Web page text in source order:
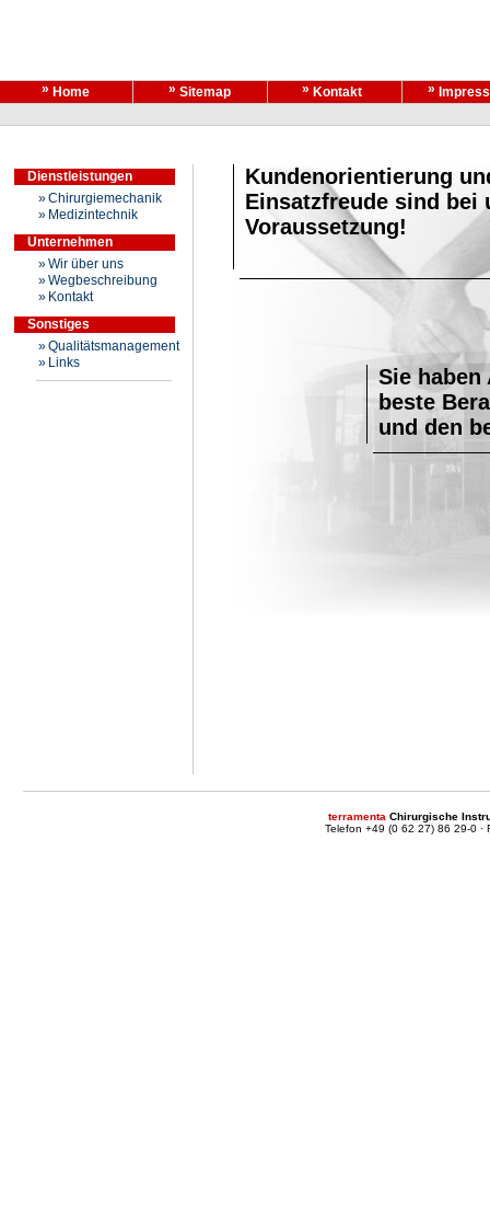
» Home » Sitemap » Kontakt »
Dienstleistungen
»Chirurgiemechanik
» Medizintechnik
Unternehmen
»Wir über uns
»Wegbeschreibung
» Kontakt
Sonstiges
»Qualitätsmanagement
» Links
Kundenorientierung
Einsatzfreude sind bei
Voraussetzung!
Sie haben
beste
und den
terramenta Chirurgische
Telefon +49 (0 62 27) 86 29-0